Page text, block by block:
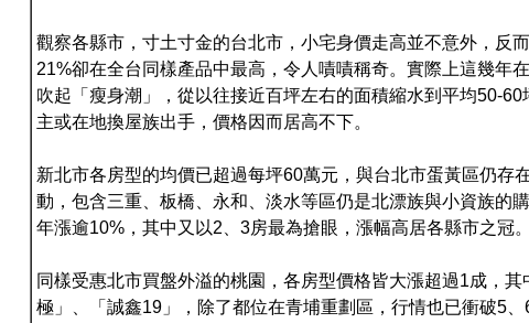
觀察各縣市，寸土寸金的台北市，小宅身價走高並不意外，反
21%卻在全台同樣產品中最高，令人嘖嘖稱奇。實際上這幾年
吹起「瘦身潮」，從以往接近百坪左右的面積縮水到平均50-
主或在地換屋族出手，價格因而居高不下。
新北市各房型的均價已超過每坪60萬元，與台北市蛋黃區仍存
動，包含三重、板橋、永和、淡水等區仍是北漂族與小資族的
年漲逾10%，其中又以2、3房最為搶眼，漲幅高居各縣市之冠。
同樣受惠北市買盤外溢的桃園，各房型價格皆大漲超過1成，
極」、「誠鑫19」，除了都位在青埔重劃區，行情也已衝破5